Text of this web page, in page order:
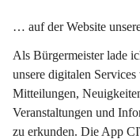
… auf der Website
Als Bürgermeister lade
unsere digitalen Services
Mitteilungen,
Veranstaltungen und
zu erkunden. Die App